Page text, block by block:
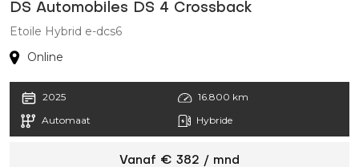
DS Automobiles DS 4 Crossback
Etoile Hybrid e-dcs6
Online
2025
16.800 km
Automaat
Hybride
Vanaf € 382 / mnd